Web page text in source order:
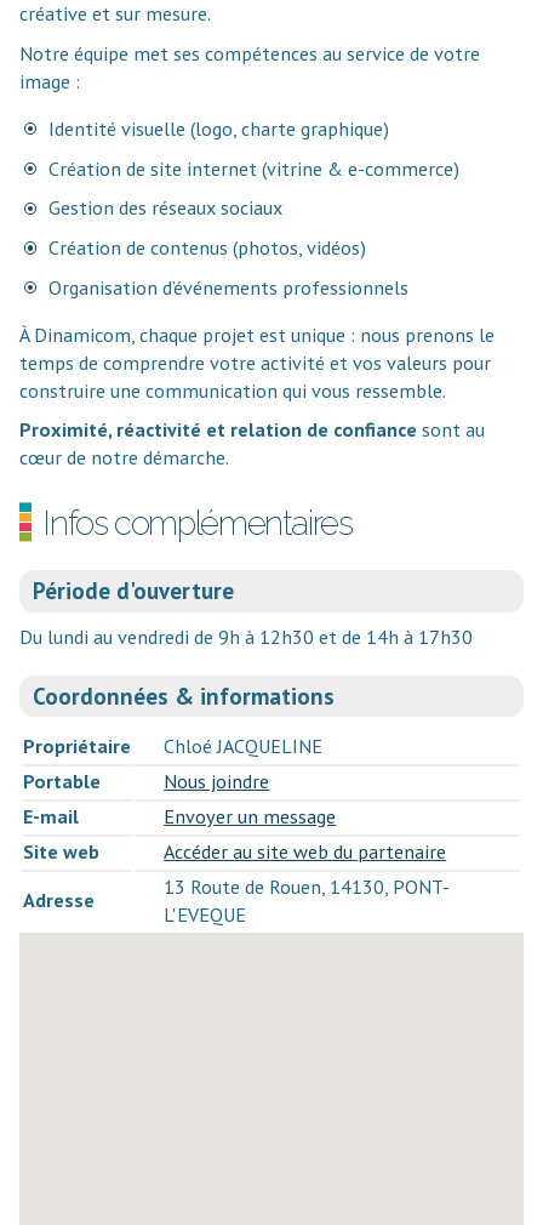
créative et sur mesure.
Notre équipe met ses compétences au service de votre
image :
Identité visuelle (logo, charte graphique)
Création de site internet (vitrine & e-commerce)
Gestion des réseaux sociaux
Création de contenus (photos, vidéos)
Organisation d’événements professionnels
À Dinamicom, chaque projet est unique : nous prenons le
temps de comprendre votre activité et vos valeurs pour
construire une communication qui vous ressemble.
Proximité, réactivité et relation de confiance sont au
cœur de notre démarche.
Infos complémentaires
Période d'ouverture
Du lundi au vendredi de 9h à 12h30 et de 14h à 17h30
Coordonnées & informations
Propriétaire
Chloé JACQUELINE
Portable
Nous joindre
E-mail
Envoyer un message
Site web
Accéder au site web du partenaire
Adresse
13 Route de Rouen, 14130, PONT-
L'EVEQUE